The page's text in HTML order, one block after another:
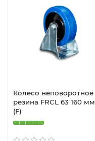
Колесо неповоротное
резина FRCL 63 160 мм
(F)